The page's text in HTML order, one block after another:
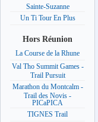
Sainte-Suzanne
Un Ti Tour En Plus
Hors Réunion
La Course de la Rhune
Val Tho Summit Games -
Trail Pursuit
Marathon du Montcalm -
Trail des Novis -
PICaPICA
TIGNES Trail